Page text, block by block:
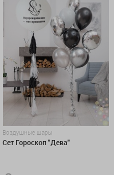
Воздушные шары
Сет Гороскоп "Дева"